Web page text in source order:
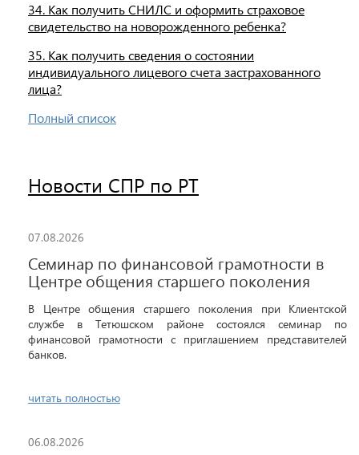
34. Как получить СНИЛС и оформить страховое
свидетельство на новорожденного ребенка?
35. Как получить сведения о состоянии
индивидуального лицевого счета застрахованного
лица?
Полный список
Новости СПР по РТ
07.08.2026
Семинар по финансовой грамотности в
Центре общения старшего поколения
В Центре общения старшего поколения при Клиентской
службе в Тетюшском районе состоялся семинар по
финансовой грамотности с приглашением представителей
банков.
читать полностью
06.08.2026